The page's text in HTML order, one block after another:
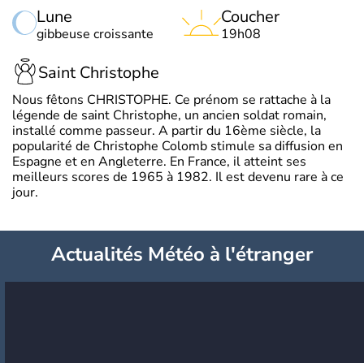
Lune
gibbeuse croissante
Coucher
19h08
Saint Christophe
Nous fêtons CHRISTOPHE. Ce prénom se rattache à la
légende de saint Christophe, un ancien soldat romain,
installé comme passeur. A partir du 16ème siècle, la
popularité de Christophe Colomb stimule sa diffusion en
Espagne et en Angleterre. En France, il atteint ses
meilleurs scores de 1965 à 1982. Il est devenu rare à ce
jour.
Actualités Météo à l'étranger